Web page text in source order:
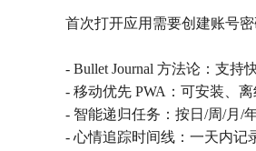
首次打开应用需要创建账号密
- Bullet Journal 方法论：支
- 移动优先 PWA：可安装、
- 智能递归任务：按日/周/月/
- 心情追踪时间线：一天内记